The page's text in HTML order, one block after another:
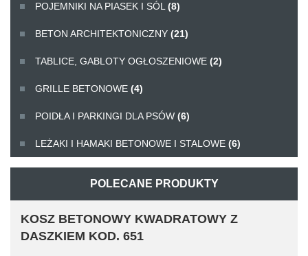
POJEMNIKI NA PIASEK I SÓL (8)
BETON ARCHITEKTONICZNY (21)
TABLICE, GABLOTY OGŁOSZENIOWE (2)
GRILLE BETONOWE (4)
POIDŁA I PARKINGI DLA PSÓW (6)
LEŻAKI I HAMAKI BETONOWE I STALOWE (6)
POLECANE PRODUKTY
KOSZ BETONOWY KWADRATOWY Z
DASZKIEM KOD. 651